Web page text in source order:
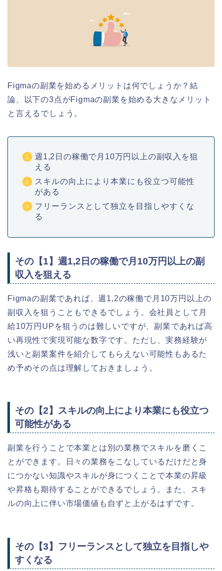
Figmaの副業を始めるメリットは何でしょうか？結
論、以下の3点がFigmaの副業を始める大きなメリット
と言えるでしょう。
週1,2日の稼働で月10万円以上の副収入を狙
える
スキルの向上により本業にも役立つ可能性
がある
フリーランスとして独立を目指しやすくな
る
その【1】週1,2日の稼働で月10万円以上の副
収入を狙える
Figmaの副業であれば、週1,2の稼働で月10万円以上の
副収入を狙うこともできるでしょう。会社員として月
給10万円UPを狙うのは難しいですが、副業であれば高
い再現性で実現可能な数字です。ただし、実務経験が
浅いと副業案件を紹介してもらえない可能性もあるた
め予めその点は理解しておきましょう。
その【2】スキルの向上により本業にも役立つ
可能性がある
副業を行うことで本業とは別の業務でスキルを磨くこ
とができます。日々の業務をこなしているだけだと身
につかない知識やスキルが身につくことで本業の昇級
や昇格も期待することができるでしょう。また、スキ
ルの向上に伴い市場価値も自ずと上がるはずです。
その【3】フリーランスとして独立を目指しや
すくなる